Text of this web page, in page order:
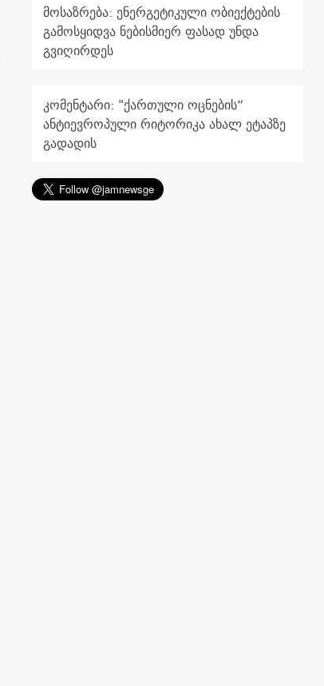
მოსაზრება: ენერგეტიკული ობიექტების
გამოსყიდვა ნებისმიერ ფასად უნდა
გვიღირდეს
კომენტარი: "ქართული ოცნების“
ანტიევროპული რიტორიკა ახალ ეტაპზე
გადადის